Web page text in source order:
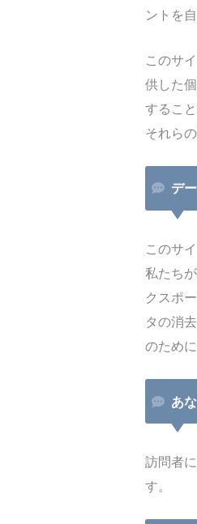
ントを
このサ
供した
するこ
それら
デ
このサ
私たち
クスポ
タの消
のため
あ
訪問者
す。